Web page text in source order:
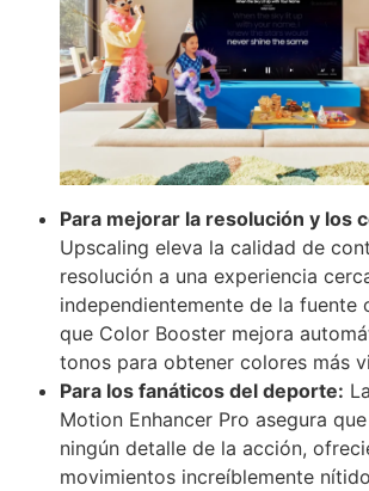
Para mejorar la resolución y los
Upscaling eleva la calidad de
resolución a una experiencia
independientemente de la fuente
que Color Booster mejora
tonos para obtener colores más
Para los fanáticos del deporte:
Motion Enhancer Pro asegura
ningún detalle de la acción,
movimientos increíblemente